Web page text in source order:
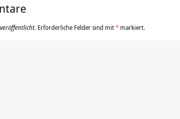
Erforderliche Felder sind mit* markiert.